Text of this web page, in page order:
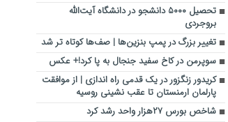
تحصیل ۵۰۰۰ دانشجو در دانشگاه آیت‌الله
بروجردی
تغییر بزرگ در پمپ بنزین‌ها | صف‌ها کوتاه تر شد
سوپرمن در کاخ سفید جنجال به پا کرد!+ عکس
کریدور زنگزور در یک قدمی راه اندازی | از موافقت
پارلمان ارمنستان تا عقب نشینی روسیه
شاخص بورس ۲۷هزار واحد رشد کرد